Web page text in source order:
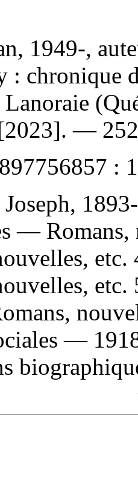
1949-,
: chronique
—
:
— Romans,
etc.
—